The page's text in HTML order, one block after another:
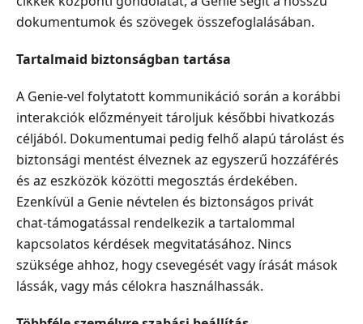
dokumentumok és szövegek összefoglalásában.
Tartalmaid biztonságban tartása
A Genie-vel folytatott kommunikáció során a korábbi
interakciók előzményeit tároljuk későbbi hivatkozás
céljából. Dokumentumai pedig felhő alapú tárolást és
biztonsági mentést élveznek az egyszerű hozzáférés
és az eszközök közötti megosztás érdekében.
Ezenkívül a Genie névtelen és biztonságos privát
chat-támogatással rendelkezik a tartalommal
kapcsolatos kérdések megvitatásához. Nincs
szüksége ahhoz, hogy csevegését vagy írását mások
lássák, vagy más célokra használhassák.